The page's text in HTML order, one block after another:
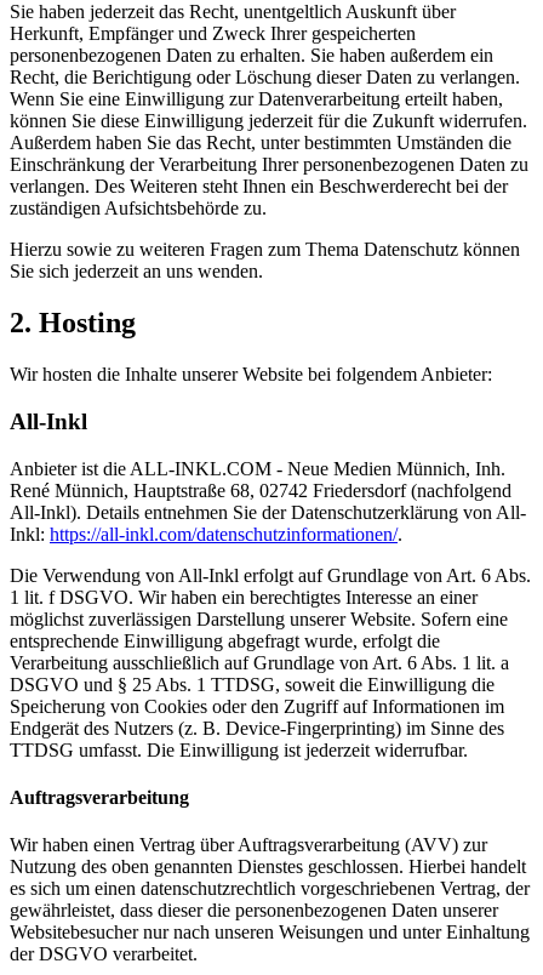
Sie haben jederzeit das Recht, unentgeltlich Auskunft über
Herkunft, Empfänger und Zweck Ihrer gespeicherten
personenbezogenen Daten zu erhalten. Sie haben außerdem ein
Recht, die Berichtigung oder Löschung dieser Daten zu verlangen.
Wenn Sie eine Einwilligung zur Datenverarbeitung erteilt haben,
können Sie diese Einwilligung jederzeit für die Zukunft widerrufen.
Außerdem haben Sie das Recht, unter bestimmten Umständen die
Einschränkung der Verarbeitung Ihrer personenbezogenen Daten zu
verlangen. Des Weiteren steht Ihnen ein Beschwerderecht bei der
zuständigen Aufsichtsbehörde zu.
Hierzu sowie zu weiteren Fragen zum Thema Datenschutz können
Sie sich jederzeit an uns wenden.
2. Hosting
Wir hosten die Inhalte unserer Website bei folgendem Anbieter:
All-Inkl
Anbieter ist die ALL-INKL.COM - Neue Medien Münnich, Inh.
René Münnich, Hauptstraße 68, 02742 Friedersdorf (nachfolgend
All-Inkl). Details entnehmen Sie der Datenschutzerklärung von All-
Inkl: https://all-inkl.com/datenschutzinformationen/.
Die Verwendung von All-Inkl erfolgt auf Grundlage von Art. 6 Abs.
1 lit. f DSGVO. Wir haben ein berechtigtes Interesse an einer
möglichst zuverlässigen Darstellung unserer Website. Sofern eine
entsprechende Einwilligung abgefragt wurde, erfolgt die
Verarbeitung ausschließlich auf Grundlage von Art. 6 Abs. 1 lit. a
DSGVO und § 25 Abs. 1 TTDSG, soweit die Einwilligung die
Speicherung von Cookies oder den Zugriff auf Informationen im
Endgerät des Nutzers (z. B. Device-Fingerprinting) im Sinne des
TTDSG umfasst. Die Einwilligung ist jederzeit widerrufbar.
Auftragsverarbeitung
Wir haben einen Vertrag über Auftragsverarbeitung (AVV) zur
Nutzung des oben genannten Dienstes geschlossen. Hierbei handelt
es sich um einen datenschutzrechtlich vorgeschriebenen Vertrag, der
gewährleistet, dass dieser die personenbezogenen Daten unserer
Websitebesucher nur nach unseren Weisungen und unter Einhaltung
der DSGVO verarbeitet.